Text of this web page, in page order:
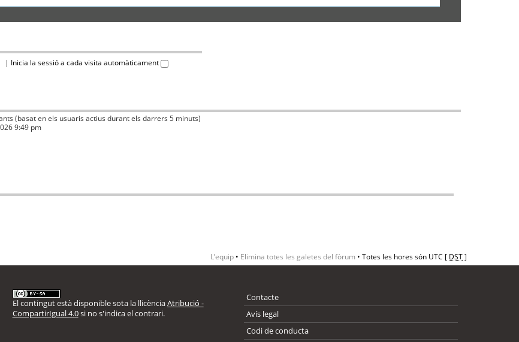
| Inicia la sessió a cada visita automàticament
(basat en els usuaris actius durant els darrers 5 minuts)
9:49 pm
L’equip • Elimina totes les galetes del fòrum • Totes les hores són UTC [ DST]
El contingut està disponible sota la llicènciaAtribució -
CompartirIgual 4.0si no s'indica el contrari.
Contacte
Avís legal
Codi de conducta